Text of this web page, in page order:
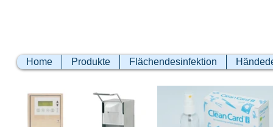
Home Produkte Flächendesinfektion